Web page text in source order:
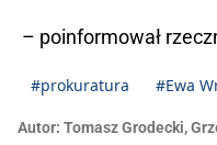
– poinformował
#prokuratura #Ewa
Autor: Tomasz Grodecki,